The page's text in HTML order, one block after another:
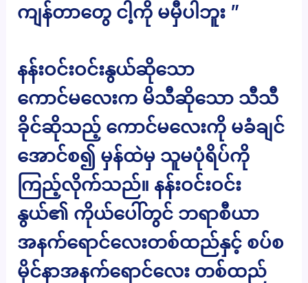
ကျန်တာတွေ ငါ့ကို မမှီပါဘူး ”
နန်းဝင်းဝင်းနွယ်ဆိုသော
ကောင်မလေးက မိသီဆိုသော သီသီ
ခိုင်ဆိုသည့် ကောင်မလေးကို မခံချင်
အောင်စ၍ မှန်ထဲမှ သူမပုံရိပ်ကို
ကြည့်လိုက်သည်။ နန်းဝင်းဝင်း
နွယ်၏ ကိုယ်ပေါ်တွင် ဘရာစီယာ
အနက်ရောင်လေးတစ်ထည်နှင့် စပ်စ
မိုင်နာအနက်ရောင်လေး တစ်ထည်